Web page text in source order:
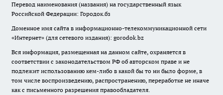
Перевод наименования (названия) на государственный язык
Российской Федерации: Городок.бз
Доменное имя сайта в информационно-телекоммуникационной сети
«Интернет» (для сетевого издания): gorodok.bz
Вся информация, размещенная на данном сайте, охраняется в
соответствии с законодательством РФ об авторском праве и не
подлежит использованию кем-либо в какой бы то ни было форме, в
том числе воспроизведению, распространению, переработке не иначе
как с письменного разрешения правообладателя.